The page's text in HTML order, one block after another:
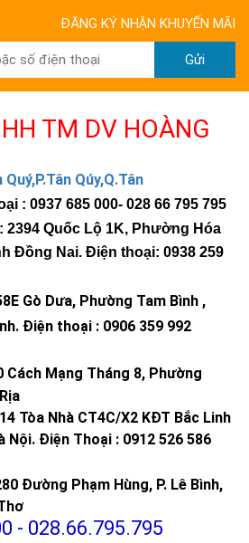
ĐĂNG KÝ NHẬN KHUYẾN MÃI
Gửi
TM DV HOÀNG
Quý,P.Tân Qúy,Q.Tân
: 0937 685 000- 028 66 795 795
2394 Quốc Lộ 1K, Phường Hóa
Đồng Nai. Điện thoại: 0938 259
Gò Dưa, Phường Tam Bình ,
. Điện thoại : 0906 359 992
Cách Mạng Tháng 8, Phường
Tòa Nhà CT4C/X2 KĐT Bắc Linh
Nội. Điện Thoại : 0912 526 586
Đường Phạm Hùng, P. Lê Bình,
- 028.66.795.795